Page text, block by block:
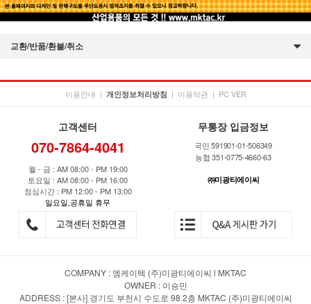
교환/반품/환불/취소
이용안내 | 개인정보처리방침 | 이용약관 | PC VER
고객센터
070-7864-4041
월 - 금 : AM 08:00 - PM 19:00
토요일 : AM 08:00 - PM 16:00
점심시간 : PM 12:00 - PM 13:00
일요일,공휴일 휴무
무통장 입금정보
국민 591901-01-506349
농협 351-0775-4660-63
㈜미광티에이씨
COMPANY : 엠케이텍 (주)미광티에이씨 l MKTAC
OWNER : 이승민
ADDRESS : [본사] 경기도 부천시 수도로 98 2층 MKTAC (주)미광티에이씨